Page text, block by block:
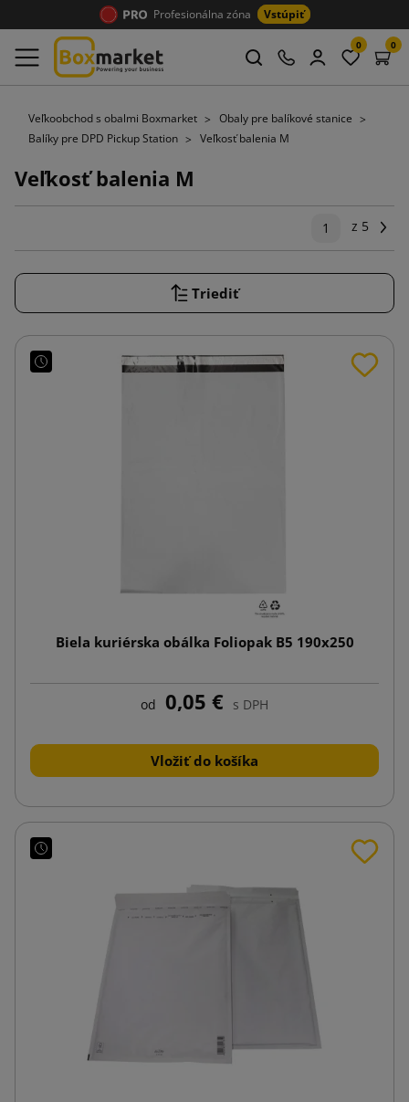
Profesionálna zóna Vstúpiť
0 0
Veľkoobchod s obalmi Boxmarket
Obaly pre balíkové stanice
Balíky pre DPD Pickup Station
Veľkosť balenia M
Veľkosť balenia M
1 z 5
Triediť
Biela kuriérska obálka Foliopak B5 190x250
od 0,05 € s DPH
Vložiť do košíka